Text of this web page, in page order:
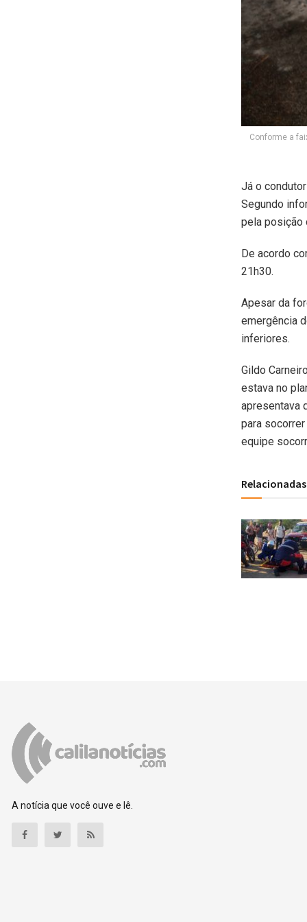
Conforme a
Já o
Segundo
pela posição
De acordo
21h30.
Apesar da
emergência
inferiores.
Gildo
estava no
apresentava
para
equipe
Relacionadas
A notícia que você ouve e lê.